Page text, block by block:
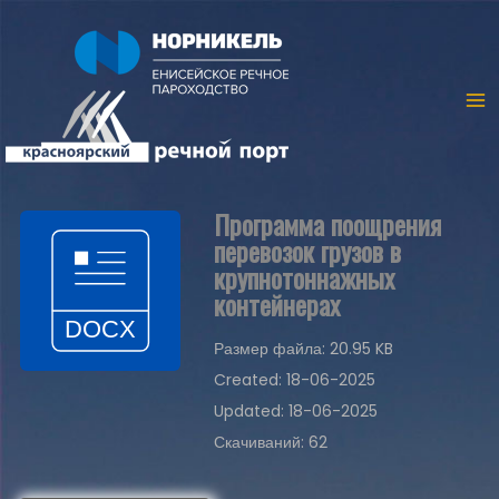
Программа поощрения
перевозок грузов в
крупнотоннажных
контейнерах
Размер файла: 20.95 KB
Created: 18-06-2025
Updated: 18-06-2025
Скачиваний: 62